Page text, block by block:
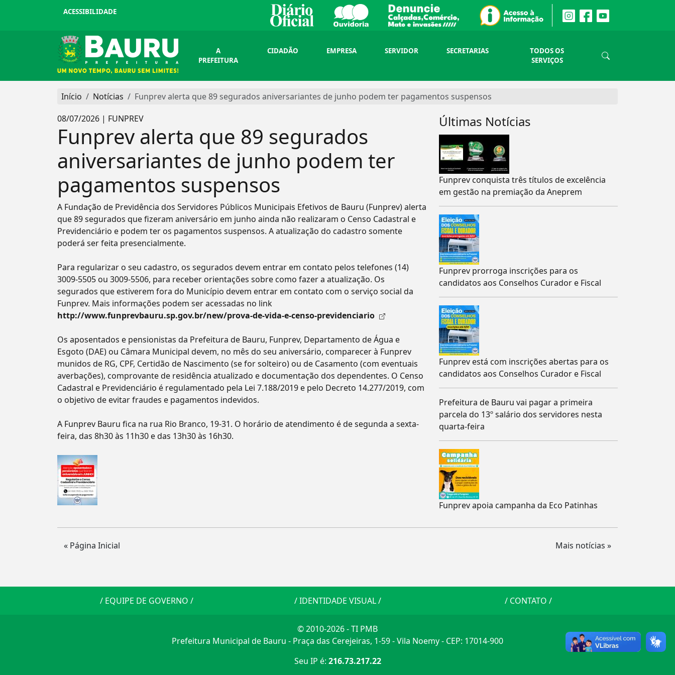
ACESSIBILIDADE
A
PREFEITURA
CIDADÃO EMPRESA SERVIDOR SECRETARIAS
TODOS OS
SERVIÇOS
Início Notícias
Funprev alerta que 89 segurados aniversariantes de junho podem ter pagamentos suspensos
08/07/2026 | FUNPREV
Funprev alerta que 89 segurados
aniversariantes de junho podem ter
pagamentos suspensos
A Fundação de Previdência dos Servidores Públicos Municipais Efetivos de Bauru (Funprev) alerta
que 89 segurados que fizeram aniversário em junho ainda não realizaram o Censo Cadastral e
Previdenciário e podem ter os pagamentos suspensos. A atualização do cadastro somente
poderá ser feita presencialmente.
Para regularizar o seu cadastro, os segurados devem entrar em contato pelos telefones (14)
3009-5505 ou 3009-5506, para receber orientações sobre como fazer a atualização. Os
segurados que estiverem fora do Município devem entrar em contato com o serviço social da
Funprev. Mais informações podem ser acessadas no link
http://www.funprevbauru.sp.gov.br/new/prova-de-vida-e-censo-previdenciario
Os aposentados e pensionistas da Prefeitura de Bauru, Funprev, Departamento de Água e
Esgoto (DAE) ou Câmara Municipal devem, no mês do seu aniversário, comparecer à Funprev
munidos de RG, CPF, Certidão de Nascimento (se for solteiro) ou de Casamento (com eventuais
averbações), comprovante de residência atualizado e documentação dos dependentes. O Censo
Cadastral e Previdenciário é regulamentado pela Lei 7.188/2019 e pelo Decreto 14.277/2019, com
o objetivo de evitar fraudes e pagamentos indevidos.
A Funprev Bauru fica na rua Rio Branco, 19-31. O horário de atendimento é de segunda a sexta-
feira, das 8h30 às 11h30 e das 13h30 às 16h30.
Últimas Notícias
Funprev conquista três títulos de excelência
em gestão na premiação da Aneprem
Funprev prorroga inscrições para os
candidatos aos Conselhos Curador e Fiscal
Funprev está com inscrições abertas para os
candidatos aos Conselhos Curador e Fiscal
Prefeitura de Bauru vai pagar a primeira
parcela do 13º salário dos servidores nesta
quarta-feira
Funprev apoia campanha da Eco Patinhas
« Página Inicial Mais notícias »
/ EQUIPE DE GOVERNO / /IDENTIDADE VISUAL/ / CONTATO /
© 2010-2026 - TI PMB
Prefeitura Municipal de Bauru - Praça das Cerejeiras, 1-59 - Vila Noemy - CEP: 17014-900
Seu IP é: 216.73.217.22